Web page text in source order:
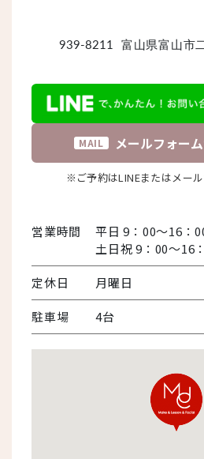
939-8211 富山県富山市
MAIL メールフォー
※ご予約はLINEまたはメール
営業時間
平日 9：00～16：
土日祝 9：00～16
定休日 月曜日
駐車場 4台